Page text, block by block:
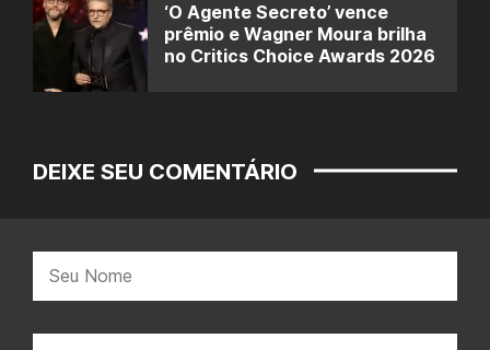
‘O Agente Secreto’ vence
prêmio e Wagner Moura brilha
no Critics Choice Awards 2026
DEIXE SEU COMENTÁRIO